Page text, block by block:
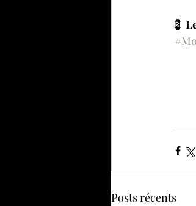
💈
Posts récents